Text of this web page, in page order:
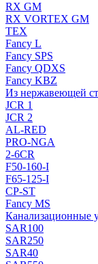
RX GM
RX VORTEX GM
TEX
Fancy L
Fancy SPS
Fancy QDXS
Fancy KBZ
Из нержавеющей
JCR 1
JCR 2
AL-RED
PRO-NGA
2-6CR
F50-160-I
F65-125-I
CP-ST
Fancy MS
Канализационные
SAR100
SAR250
SAR40